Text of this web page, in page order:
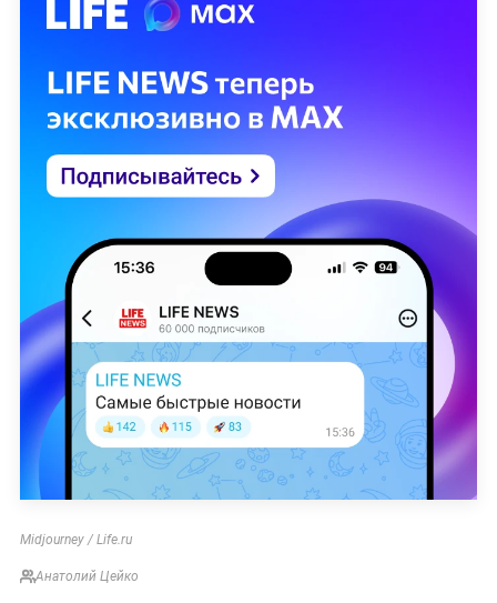
Midjourney / Life.ru
Анатолий Цейко